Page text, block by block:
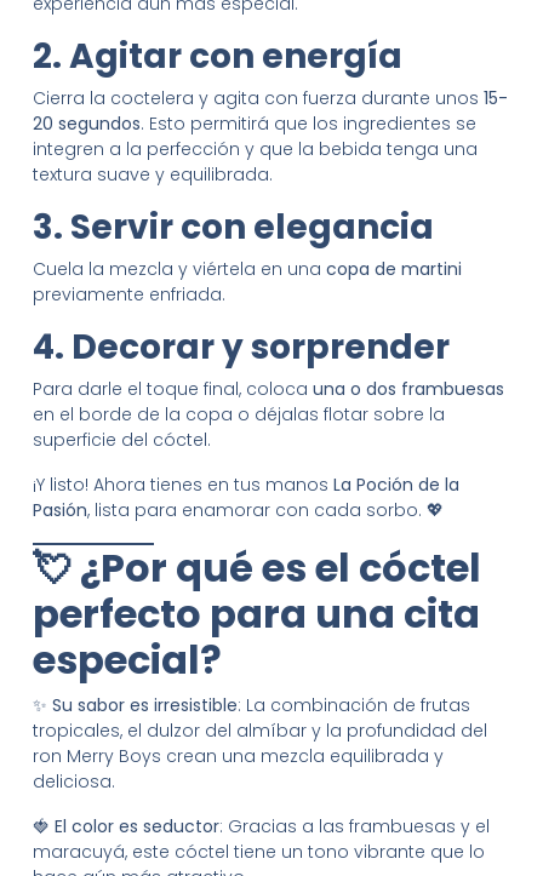
2. Agitar con energía
Cierra la coctelera y agita con fuerza durante unos 15-
20 segundos. Esto permitirá que los ingredientes se
integren a la perfección y que la bebida tenga una
textura suave y equilibrada.
3. Servir con elegancia
Cuela la mezcla y viértela en una copa de martini
previamente enfriada.
4. Decorar y sorprender
Para darle el toque final, coloca una o dos frambuesas
en el borde de la copa o déjalas flotar sobre la
superficie del cóctel.
¡Y listo! Ahora tienes en tus manos La Poción de la
Pasión, lista para enamorar con cada sorbo. 💖
💘 ¿Por qué es el cóctel
perfecto para una cita
especial?
✨ Su sabor es irresistible: La combinación de frutas
tropicales, el dulzor del almíbar y la profundidad del
ron Merry Boys crean una mezcla equilibrada y
deliciosa.
🍓 El color es seductor: Gracias a las frambuesas y el
maracuyá, este cóctel tiene un tono vibrante que lo